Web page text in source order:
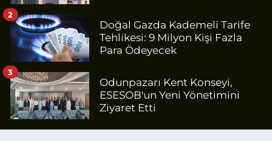
Doğal Gazda Kademeli Tarife
Tehlikesi: 9 Milyon Kişi Fazla
Para Ödeyecek
2
Odunpazarı Kent Konseyi,
ESESOB'un Yeni Yönetimini
Ziyaret Etti
3